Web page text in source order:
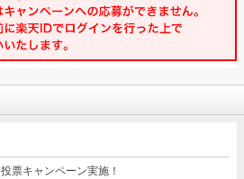
票キャンペーン実施！